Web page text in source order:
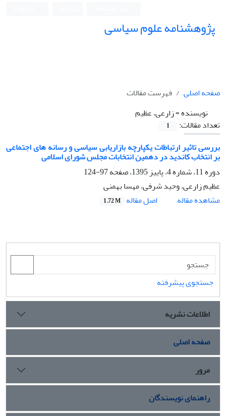
پژوهشنامه علوم سیاسی
صفحه اصلی
فهرست مقالات
نویسنده =زارعی، عظیم
تعداد مقالات:
1
بررسی تاثیر ارتباطات یکپارچه بازاریابی سیاسی و رسانه های اجتماعی
بر انتخاب کاندید در دهمین انتخابات مجلس شورای اسلامی
دوره 11، شماره 4، پاییز 1395، صفحه
97-124
عظیم زارعی، وحید شرفی، مهسا بهمنی
مشاهده مقاله
اصل مقاله 1.72 M
جستجوی پیشرفته
اطلاعات نشریه
صفحه اصلی
مرور
راهنمای نویسندگان